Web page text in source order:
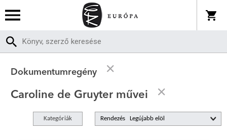
Dokumentumregény
Caroline de Gruyter művei
Kategóriák Rendezés